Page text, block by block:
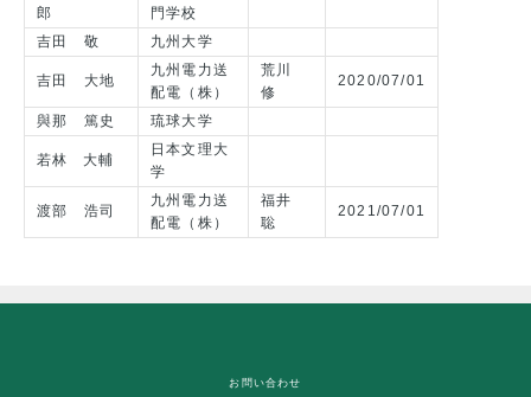
郎
門学校
吉田 敬
九州大学
吉田 大地
九州電力送
配電（株）
荒川
修
2020/07/01
與那 篤史 琉球大学
若林 大輔
日本文理大
学
渡部 浩司
九州電力送
配電（株）
福井
聡
2021/07/01
お問い合わせ